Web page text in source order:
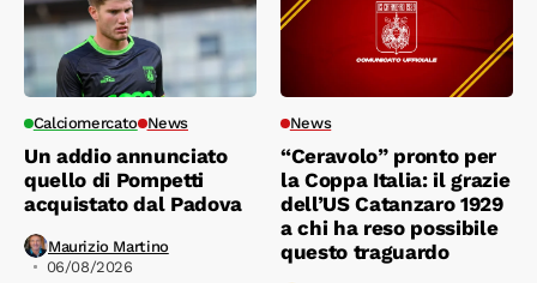
Calciomercato News
Un addio annunciato
quello di Pompetti
acquistato dal Padova
Maurizio Martino
06/08/2026
News
“Ceravolo” pronto per
la Coppa Italia: il grazie
dell’US Catanzaro 1929
a chi ha reso possibile
questo traguardo